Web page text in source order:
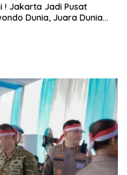
! Jakarta Jadi Pusat
Dunia, Juara Dunia